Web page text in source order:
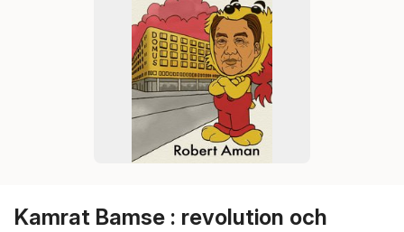
Kamrat Bamse : revolution och